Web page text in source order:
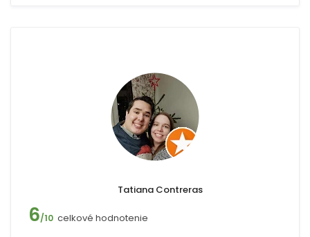
Tatiana Contreras
6/10 celkové hodnotenie